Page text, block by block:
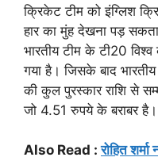
क्रिकेट टीम को इंग्लिश
हार का मुंह देखना पड़
भारतीय टीम के टी20
गया है। जिसके बाद
की कुल पुरस्कार राशि से
जो 4.51 रुपये के बराबर है।
Also Read :रोहित